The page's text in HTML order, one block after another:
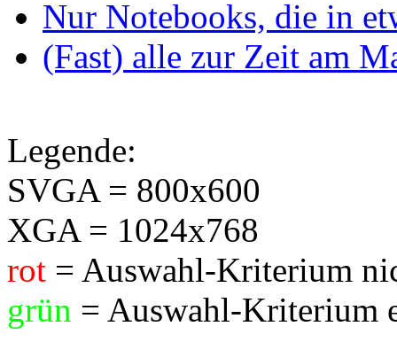
Nur Notebooks, die in
(Fast) alle zur Zeit am
Legende:
SVGA = 800x600
XGA = 1024x768
rot = Auswahl-Kriterium
grün = Auswahl-Kriterium